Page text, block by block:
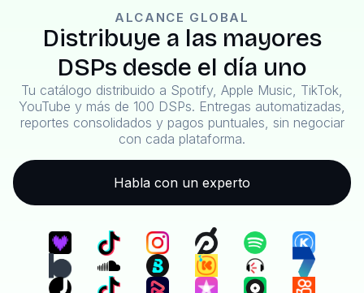
ALCANCE GLOBAL
Distribuye a las mayores
DSPs desde el día uno
Tu catálogo distribuido a Spotify, Apple Music, TikTok,
YouTube y más de 100 DSPs. Entregas automatizadas,
reportes consolidados y pagos puntuales, sin negociar
con cada plataforma.
Habla con un experto